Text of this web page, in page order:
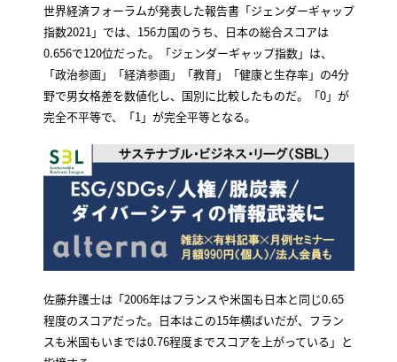
世界経済フォーラムが発表した報告書「ジェンダーギャップ
指数2021」では、156カ国のうち、日本の総合スコアは
0.656で120位だった。「ジェンダーギャップ指数」は、
「政治参画」「経済参画」「教育」「健康と生存率」の4分
野で男女格差を数値化し、国別に比較したものだ。「0」が
完全不平等で、「1」が完全平等となる。
佐藤弁護士は「2006年はフランスや米国も日本と同じ0.65
程度のスコアだった。日本はこの15年横ばいだが、フラン
スも米国もいまでは0.76程度までスコアを上がっている」と